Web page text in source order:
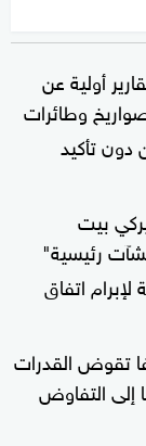
أولية عن
وطائرات
دون تأكيد
بيت
رئيسية"
اتفاق
تقوض القدرات
إلى التفاوض